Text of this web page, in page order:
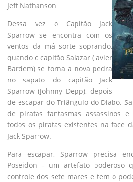
Jeff Nathanson.
Dessa vez o Capitão Jack
Sparrow se encontra com os
ventos da má sorte soprando,
quando o capitão Salazar (Javier
Bardem) se torna a nova pedra
no sapato do capitão Jack
Sparrow (Johnny Depp), depois
de escapar do Triângulo do Diabo.
de piratas fantasmas assassinos
todos os piratas existentes na face
Jack Sparrow.
Para escapar, Sparrow precisa
Poseidon – um artefato poderoso
controle dos sete mares e tem o